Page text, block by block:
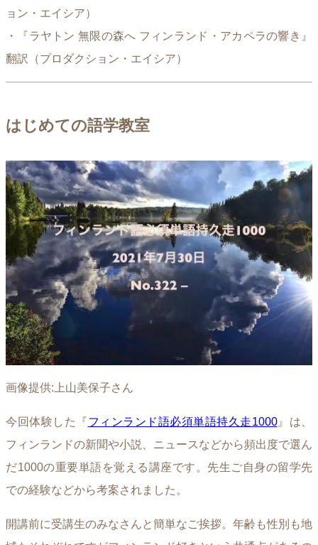
ョン・エイシア）
・『ラヤトン 無限の森へ フィンランド・アカペラの響き』
翻訳（プロダクション・エイシア）
はじめての語学教室
画像提供:上山美保子さん
今回体験した『フィンランド語必須単語持久走1000』は、
フィンランドの新聞や小説、ニュースなどから頻出度で選ん
だ1000の重要単語を覚える講座です。先生ご自身の留学先
での経験などから考案されました。
開講前に受講生のみなさんと簡単なご挨拶。年齢も性別も地